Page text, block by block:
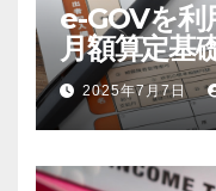
e-GOVを利
月額算定基
年；2025年
2025年7月7日